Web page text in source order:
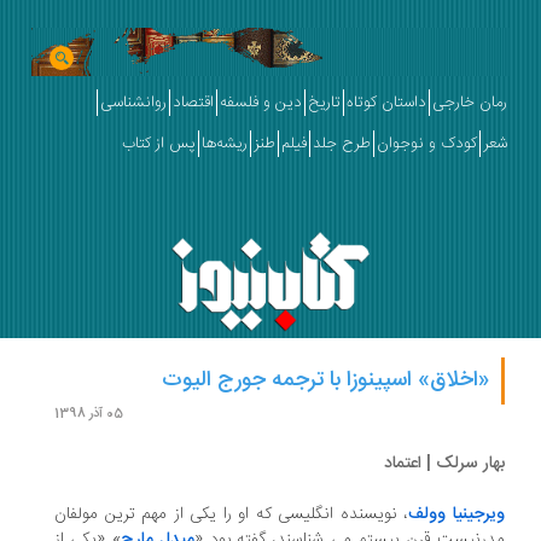
خارجی داستان کوتاه تاریخ دین و فلسفه اقتصاد روانشناسی
کودک و نوجوان طرح جلد فیلم طنز ریشه‌ها پس از کتاب
«اخلاق» اسپینوزا با ترجمه جورج الیوت
سرلک | اعتماد
وولف، نویسنده انگلیسی که او را یکی از مهم ترین مولفان